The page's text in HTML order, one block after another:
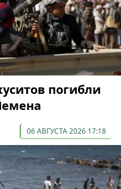
погибли
06 АВГУСТА 2026 17:18